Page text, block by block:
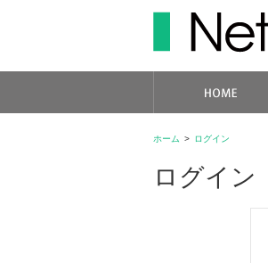
ホーム > ログイン
ログイン